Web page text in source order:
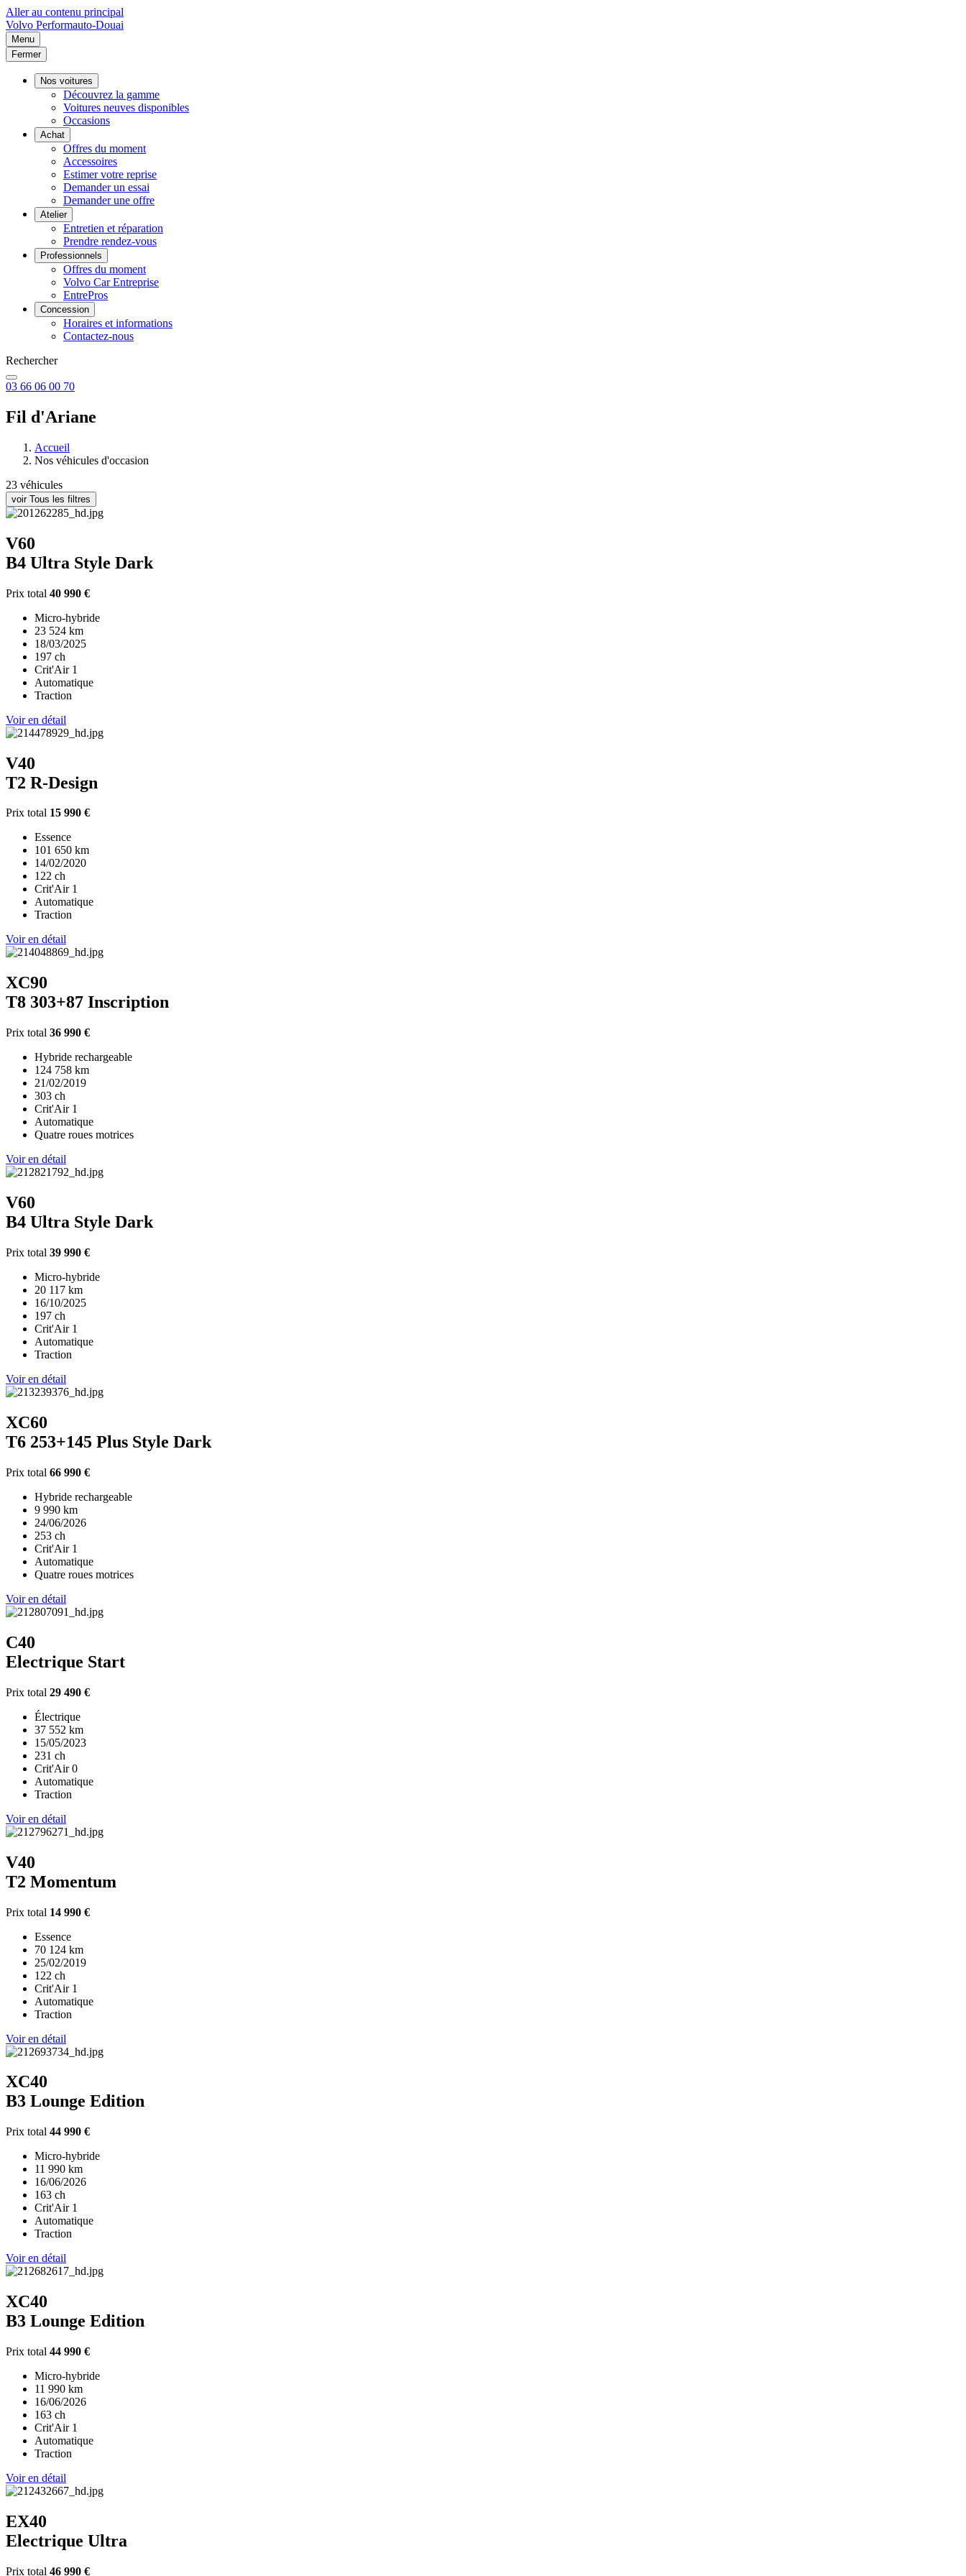
Aller au contenu principal
Volvo Performauto-Douai
Menu
Fermer
Nos voitures
Découvrez la gamme
Voitures neuves disponibles
Occasions
Achat
Offres du moment
Accessoires
Estimer votre reprise
Demander un essai
Demander une offre
Atelier
Entretien et réparation
Prendre rendez-vous
Professionnels
Offres du moment
Volvo Car Entreprise
EntrePros
Concession
Horaires et informations
Contactez-nous
Rechercher
03 66 06 00 70
Fil d'Ariane
Accueil
Nos véhicules d'occasion
23 véhicules
voir Tous les filtres
V60
B4 Ultra Style Dark
Prix total 40 990 €
Micro-hybride
23 524 km
18/03/2025
197 ch
Crit'Air 1
Automatique
Traction
Voir en détail
V40
T2 R-Design
Prix total 15 990 €
Essence
101 650 km
14/02/2020
122 ch
Crit'Air 1
Automatique
Traction
Voir en détail
XC90
T8 303+87 Inscription
Prix total 36 990 €
Hybride rechargeable
124 758 km
21/02/2019
303 ch
Crit'Air 1
Automatique
Quatre roues motrices
Voir en détail
V60
B4 Ultra Style Dark
Prix total 39 990 €
Micro-hybride
20 117 km
16/10/2025
197 ch
Crit'Air 1
Automatique
Traction
Voir en détail
XC60
T6 253+145 Plus Style Dark
Prix total 66 990 €
Hybride rechargeable
9 990 km
24/06/2026
253 ch
Crit'Air 1
Automatique
Quatre roues motrices
Voir en détail
C40
Electrique Start
Prix total 29 490 €
Électrique
37 552 km
15/05/2023
231 ch
Crit'Air 0
Automatique
Traction
Voir en détail
V40
T2 Momentum
Prix total 14 990 €
Essence
70 124 km
25/02/2019
122 ch
Crit'Air 1
Automatique
Traction
Voir en détail
XC40
B3 Lounge Edition
Prix total 44 990 €
Micro-hybride
11 990 km
16/06/2026
163 ch
Crit'Air 1
Automatique
Traction
Voir en détail
XC40
B3 Lounge Edition
Prix total 44 990 €
Micro-hybride
11 990 km
16/06/2026
163 ch
Crit'Air 1
Automatique
Traction
Voir en détail
EX40
Electrique Ultra
Prix total 46 990 €